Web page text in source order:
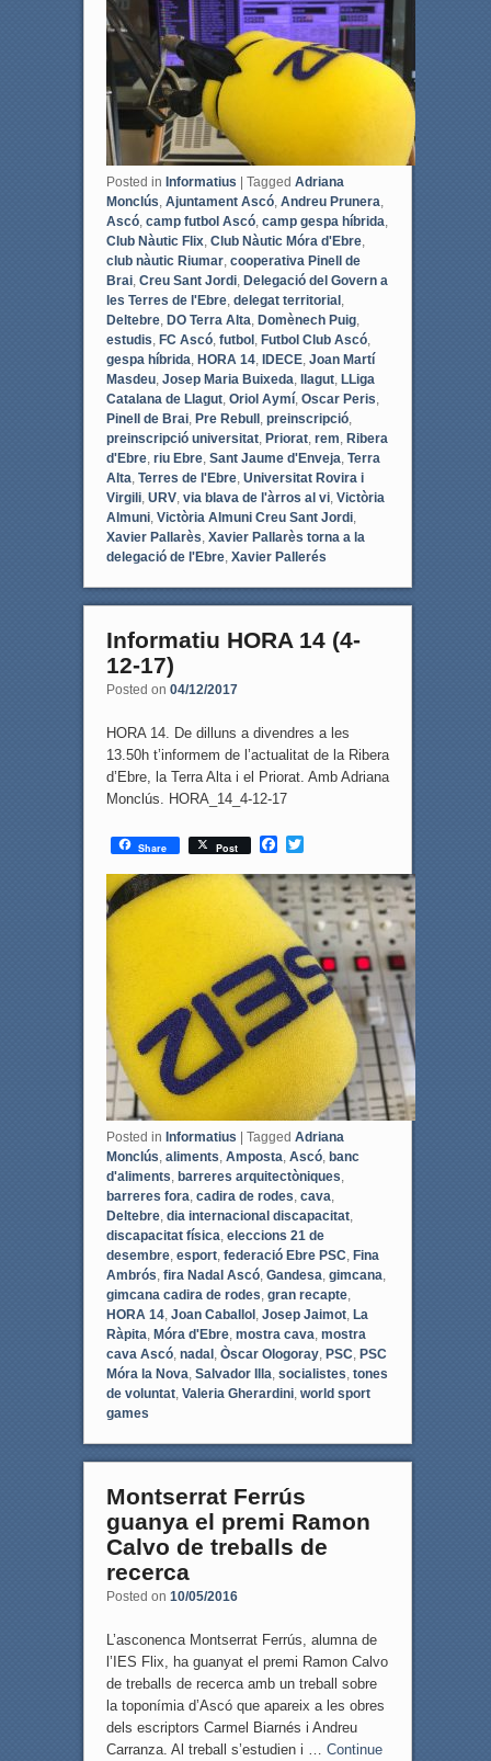
k
Posted in Informatius Tagged Adriana
Monclús, Ajuntament Ascó, Andreu Prunera,
Ascó, camp futbol Ascó, camp gespa híbrida,
Club Nàutic Flix, Club Nàutic Móra d'Ebre,
club nàutic Riumar, cooperativa Pinell de
Brai, Creu Sant Jordi, Delegació del Govern a
les Terres de l'Ebre, delegat territorial ,
Deltebre, DO Terra Alta, Domènech Puig,
estudis, FC Ascó, futbol , Futbol Club Ascó,
gespa híbrida, HORA 14, IDECE, Joan Martí
Masdeu, Josep Maria Buixeda, llagut, LLiga
Catalana de Llagut, Oriol Aymí, Oscar Peris,
Pinell de Brai, Pre Rebull , preinscripció,
preinscripció universitat, Priorat, rem, Ribera
d'Ebre, riu Ebre, Sant Jaume d'Enveja, Terra
Alta, Terres de l'Ebre, Universitat Rovira i
Virgili, URV, via blava de l'àrros al vi, Victòria
Almuni, Victòria Almuni Creu Sant Jordi,
Xavier Pallarès, Xavier Pallarès torna a la
delegació de l'Ebre, Xavier Pallerés
Informatiu HORA 14 (4-
12-17)
Posted on 04/12/2017
HORA 14. De dilluns a divendres a les
13.50h t’informem de l’actualitat de la Ribera
d’Ebre, la Terra Alta i el Priorat. Amb Adriana
Monclús. HORA_14_4-12-17
Share Post
F
c
e
b
o
o
k
T
i
r
Posted in Informatius | Tagged Adriana
Monclús aliments Amposta Ascó, banc
d'aliments barreres arquitectòniques
barreres fora cadira de rodes cava
Deltebre, dia internacional discapacitat,
discapacitat física eleccions 21 de
desembre, esport, federació Ebre PSC Fina
Ambrós fira Nadal Ascó, Gandesa gimcana
gimcana cadira de rodes gran recapte,
HORA 14, Joan Caballol, Josep Jaimot, La
Ràpita Móra d'Ebre, mostra cava mostra
cava Ascó, nadal, Òscar Ologoray, PSC PSC
Móra la Nova Salvador Illa socialistes tones
de voluntat, Valeria Gherardini, world sport
games
Montserrat Ferrús
guanya el premi Ramon
Calvo de treballs de
recerca
Posted on 10/05/2016
L’asconenca Montserrat Ferrús, alumna de
l’IES Flix, ha guanyat el premi Ramon Calvo
de treballs de recerca amb un treball sobre
la toponímia d’Ascó que apareix a les obres
dels escriptors Carmel Biarnés i Andreu
Carranza. Al treball s’estudien i … Continue